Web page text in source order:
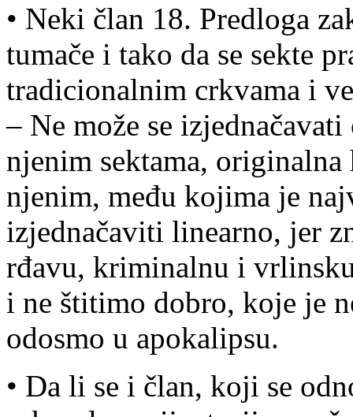
• Neki član 18. Predloga
tumače i tako da se sekte
tradicionalnim crkvama i
– Ne može se
njenim sektama, originalna
njenim, među kojima je
izjednačaviti linearno, jer
rđavu, kriminalnu i
i ne štitimo dobro, koje je
odosmo u apokalipsu.
• Da li se i član, koji se